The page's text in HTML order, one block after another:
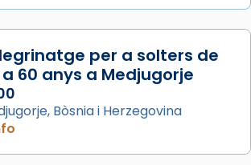
de Barcelona
santes Juliana i
per a solters de
60 anys a Medjugorje
Bòsnia i Herzegovina